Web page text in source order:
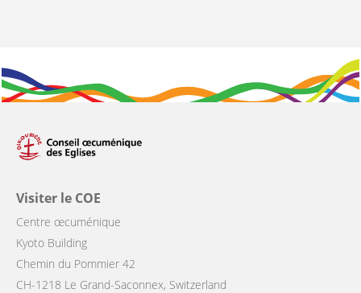
Visiter le COE
Centre œcuménique
Kyoto Building
Chemin du Pommier 42
CH-1218 Le Grand-Saconnex, Switzerland